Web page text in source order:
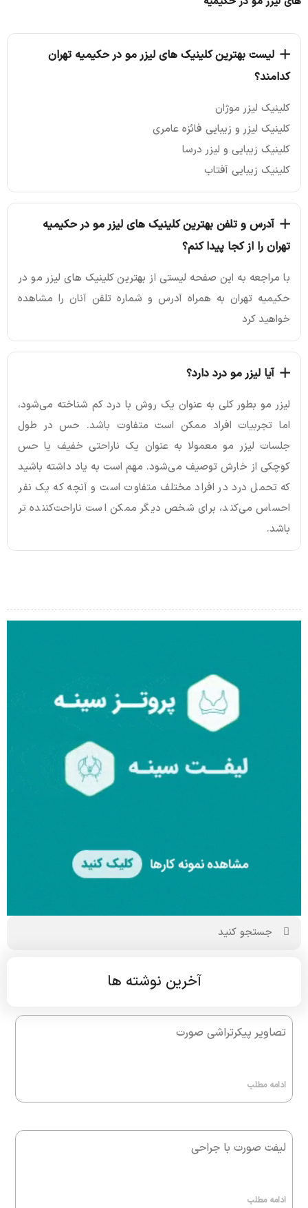
لیست بهترین کلینیک های لیزر مو در حکیمیه تهران
کدامند؟
کلینیک لیزر موژان
کلینیک لیزر و زیبایی فائزه عامری
کلینیک زیبایی و لیزر درسا
کلینیک زیبایی آفتاب
آدرس و تلفن بهترین کلینیک های لیزر مو در حکیمیه
تهران را از کجا پیدا کنم؟
با مراجعه به این صفحه لیستی از بهترین کلینیک های لیزر مو در
حکیمیه تهران به همراه آدرس و شماره تلفن آنان را مشاهده
خواهید کرد
آیا لیزر مو درد دارد؟
لیزر مو بطور کلی به عنوان یک روش با درد کم شناخته می‌شود،
اما تجربیات افراد ممکن است متفاوت باشد. حس در طول
جلسات لیزر مو معمولا به عنوان یک ناراحتی خفیف یا حس
کوچکی از خارش توصیف می‌شود. مهم است به یاد داشته باشید
که تحمل درد در افراد مختلف متفاوت است و آنچه که یک نفر
احساس می‌کند، برای شخص دیگر ممکن است ناراحت‌کننده تر
باشد.
آخرین نوشته ها
تصاویر پیکرتراشی صورت
ادامه مطلب
لیفت صورت با جراحی
ادامه مطلب